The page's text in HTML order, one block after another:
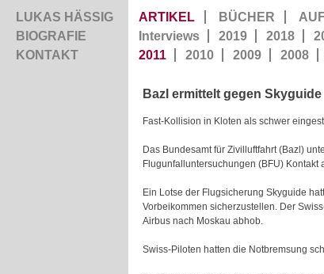
LUKAS HÄSSIG
BIOGRAFIE
KONTAKT
ARTIKEL BÜCHER
Interviews
2019 2018
2011
2010 2009 2008
Bazl ermittelt gegen Skyguide
Fast-Kollision in Kloten als schwer
Das Bundesamt für Zivilluftfahrt (Bazl)
Flugunfalluntersuchungen (BFU)
Ein Lotse der Flugsicherung Skyguide
Vorbeikommen sicherzustellen. Der
Airbus nach Moskau abhob.
Swiss-Piloten hatten die Notbremsung